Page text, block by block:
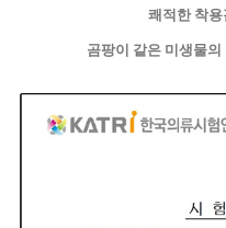
쾌적한 착용
곰팡이 같은 미생물